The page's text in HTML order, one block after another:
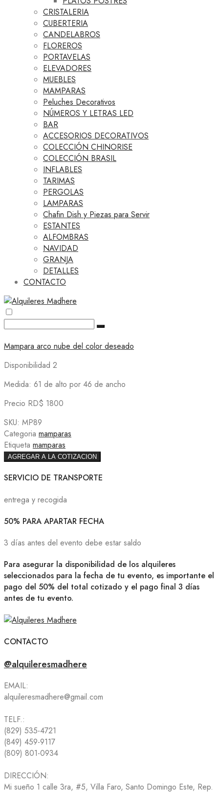
CRISTALERIA
CUBERTERIA
CANDELABROS
FLOREROS
PORTAVELAS
ELEVADORES
MUEBLES
MAMPARAS
Peluches Decorativos
NÚMEROS Y LETRAS LED
BAR
ACCESORIOS DECORATIVOS
COLECCIÓN CHINORISE
COLECCIÓN BRASIL
INFLABLES
TARIMAS
PERGOLAS
LAMPARAS
Chafin Dish y Piezas para Servir
ESTANTES
ALFOMBRAS
NAVIDAD
GRANJA
DETALLES
CONTACTO
Mampara arco nube del color deseado
Disponibilidad 2
Medida: 61 de alto por 46 de ancho
Precio RD$ 1800
SKU: MP89
Categoria mamparas
Etiqueta mamparas
AGREGAR A LA COTIZACION
SERVICIO DE TRANSPORTE
entrega y recogida
50% PARA APARTAR FECHA
3 días antes del evento debe estar saldo
Para asegurar la disponibilidad de los alquileres
seleccionados para la fecha de tu evento, es importante el
pago del 50% del total cotizado y el pago final 3 días
antes de tu evento.
CONTACTO
@alquileresmadhere
EMAIL:
alquileresmadhere@gmail.com
TELF.:
(829) 535-4721
(849) 459-9117
(809) 801-0934
DIRECCIÓN:
Mi sueño 1 calle 3ra, #5, Villa Faro, Santo Domingo Este, Rep.